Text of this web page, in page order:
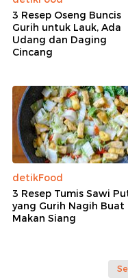
3 Resep Oseng Buncis
Gurih untuk Lauk, Ada
Udang dan Daging
Cincang
detikFood
3 Resep Tumis Sawi
yang Gurih Nagih Buat
Makan Siang